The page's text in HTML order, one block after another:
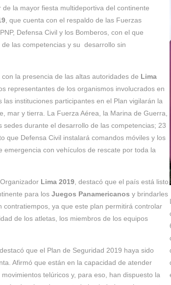
de la mayor fiesta multideportiva del continente
, que cuenta con el respaldo de las Fuerzas
Defensa Civil y los Bomberos, con el que
las competencias y su desarrollo sin
la presencia de las altas autoridades de Lima
representantes de los organismos involucrados en
instituciones participantes en el Plan vigilarán la
mar y tierra. La Fuerza Aérea, la Marina de Guerra,
sedes durante el desarrollo de las competencias; 23
que Defensa Civil instalará comandos móviles y los
emergencia con vehículos de rescate por toda la
Lima 2019 , destacó que el país está listo
para los Juegos Panamericanos y brindarles
contratiempos, ya que este plan permitirá controlar
de los atletas, los miembros de los equipos
que el Plan de Seguridad 2019 haya sido
Afirmó que están en la capacidad de atender
telúricos y, para eso, han dispuesto la